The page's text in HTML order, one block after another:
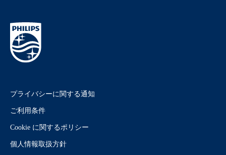
プライバシーに関する通知
ご利用条件
Cookie に関するポリシー
個人情報取扱方針